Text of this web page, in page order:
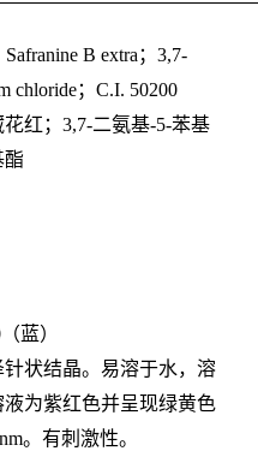
Safranine B extra；3,7-
chloride；C.I. 50200
红； 3,7-二氨基-5-苯基
酯
蓝）
状结晶。易溶于水，溶
为紫红色并呈现绿黄色
。有刺激性。